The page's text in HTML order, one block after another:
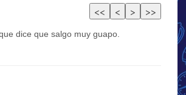
dice que salgo muy guapo.